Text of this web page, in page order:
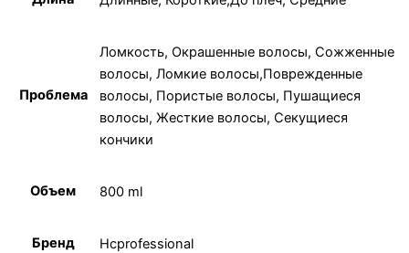
Проблема
Ломкость, Окрашенные волосы, Сожженные
волосы, Ломкие волосы,Поврежденные
волосы, Пористые волосы, Пушащиеся
волосы, Жесткие волосы, Секущиеся
кончики
Объем 800 ml
Бренд Hcprofessional